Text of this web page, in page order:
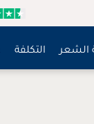
الشعر التكلفة